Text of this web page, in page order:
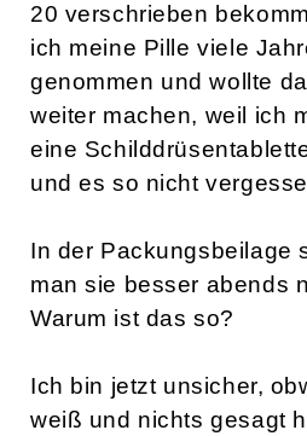
20 verschrieben
ich meine Pille viele
genommen und wollte
weiter machen, weil ich
eine
und es so nicht
In der Packungsbeilage
man sie besser abends
Warum ist das so?
Ich bin jetzt unsicher,
weiß und nichts gesagt